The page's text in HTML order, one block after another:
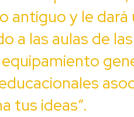
antiguo y le dará
a las aulas de
tus ideas”.